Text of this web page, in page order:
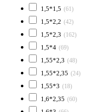
1,5*1,5 (61)
1,5*2,2 (42)
1,5*2,3 (162)
1,5*4 (69)
1,55*2,3 (48)
1,55*2,35 (24)
1,55*3 (18)
1,6*2,35 (60)